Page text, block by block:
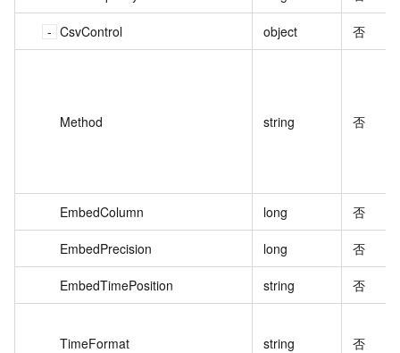
CsvControl object 否
Method string 否
EmbedColumn long 否
EmbedPrecision long 否
EmbedTimePosition string 否
TimeFormat string 否